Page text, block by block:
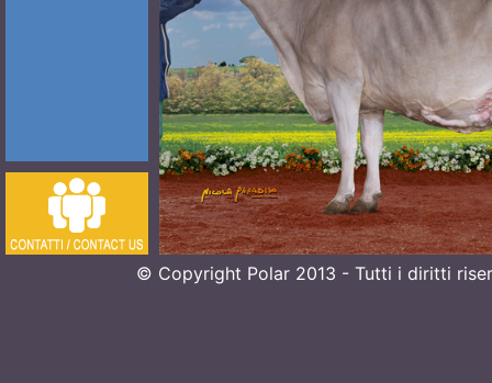
© Copyright Polar 2013 - Tutti i diritti